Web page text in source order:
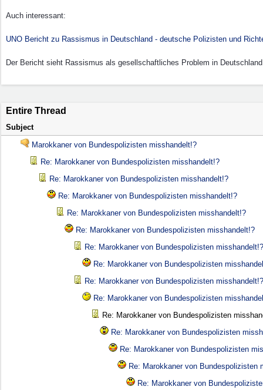
Auch interessant:
UNO Bericht zu Rassismus in Deutschland - deutsche Polizisten und
Der Bericht sieht Rassismus als gesellschaftliches Problem in
Entire Thread
Subject
Marokkaner von Bundespolizisten misshandelt!?
Re: Marokkaner von Bundespolizisten misshandelt!?
Re: Marokkaner von Bundespolizisten misshandelt!?
Re: Marokkaner von Bundespolizisten misshandelt!?
Re: Marokkaner von Bundespolizisten misshandelt!?
Re: Marokkaner von Bundespolizisten misshandelt!?
Re: Marokkaner von Bundespolizisten misshandelt!?
Re: Marokkaner von Bundespolizisten
Re: Marokkaner von Bundespolizisten misshandelt!?
Re: Marokkaner von Bundespolizisten
Re: Marokkaner von Bundespolizisten
Re: Marokkaner von Bundespolizisten
Re: Marokkaner von Bundespolizisten
Re: Marokkaner von Bundespolizisten
Re: Marokkaner von